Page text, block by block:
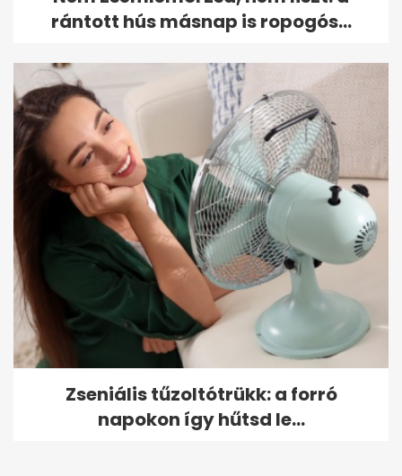
rántott hús másnap is ropogós...
Zseniális tűzoltótrükk: a forró
napokon így hűtsd le...